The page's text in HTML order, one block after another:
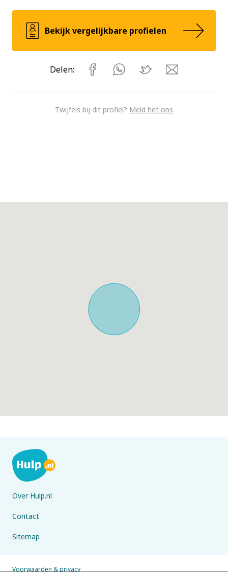
Bekijk vergelijkbare profielen
Delen:
Twijfels bij dit profiel? Meld het ons
Over Hulp.nl
Contact
Sitemap
Voorwaarden & privacy